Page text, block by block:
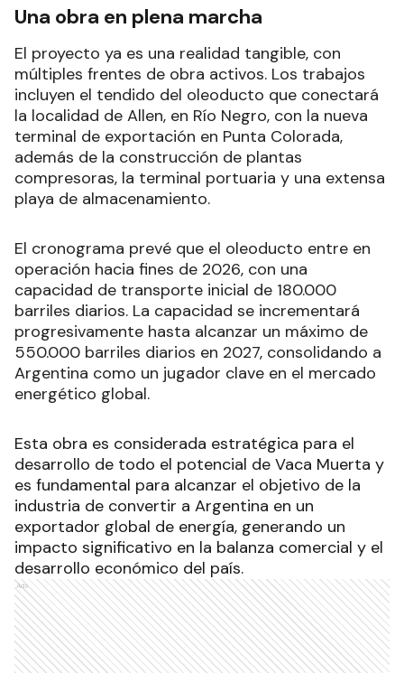
Una obra en plena marcha
El proyecto ya es una realidad tangible, con
múltiples frentes de obra activos. Los trabajos
incluyen el tendido del oleoducto que conectará
la localidad de Allen, en Río Negro, con la nueva
terminal de exportación en Punta Colorada,
además de la construcción de plantas
compresoras, la terminal portuaria y una extensa
playa de almacenamiento.
El cronograma prevé que el oleoducto entre en
operación hacia fines de 2026, con una
capacidad de transporte inicial de 180.000
barriles diarios. La capacidad se incrementará
progresivamente hasta alcanzar un máximo de
550.000 barriles diarios en 2027, consolidando a
Argentina como un jugador clave en el mercado
energético global.
Esta obra es considerada estratégica para el
desarrollo de todo el potencial de Vaca Muerta y
es fundamental para alcanzar el objetivo de la
industria de convertir a Argentina en un
exportador global de energía, generando un
impacto significativo en la balanza comercial y el
desarrollo económico del país.
Ads